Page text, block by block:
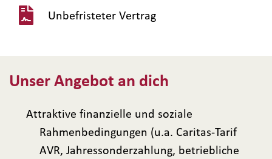
Unbefristeter Vertrag
Unser Angebot an dich
Attraktive finanzielle und soziale
Rahmenbedingungen (u.a. Caritas-Tarif
AVR, Jahressonderzahlung, betriebliche